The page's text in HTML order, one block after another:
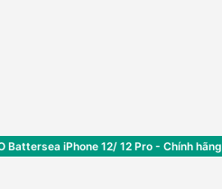
Battersea iPhone 12/ 12 Pro - Chính hãng